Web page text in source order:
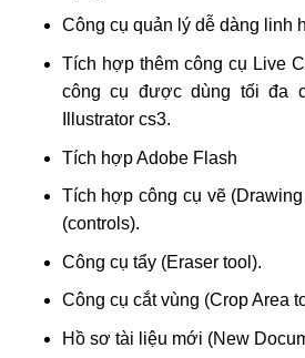
Công cụ quản lý dễ dàng linh
Tích hợp thêm công cụ Live
công cụ được dùng tối đa
Illustrator cs3.
Tích hợp Adobe Flash
Tích hợp công cụ vẽ
(controls).
Công cụ tẩy (Eraser tool).
Công cụ cắt vùng (Crop Area
Hồ sơ tài liệu mới (New